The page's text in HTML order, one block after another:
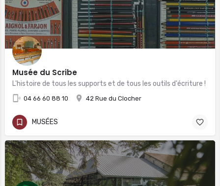
Musée du Scribe
L'histoire de tous les supports et de tous les outils d'écriture !
04 66 60 88 10 42 Rue du Clocher
MUSÉES